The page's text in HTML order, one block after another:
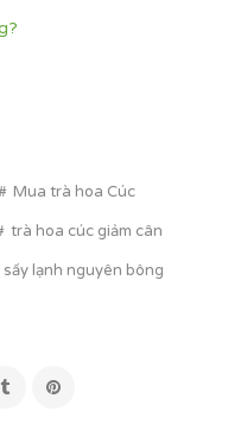
Mua trà hoa Cúc
trà hoa cúc giảm cân
lạnh nguyên bông